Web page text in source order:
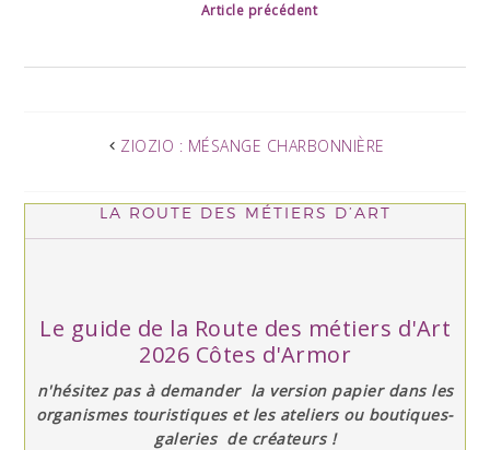
Article précédent
ZIOZIO : MÉSANGE CHARBONNIÈRE
LA ROUTE DES MÉTIERS D’ART
Le guide de la Route des métiers d'Art
2026 Côtes d'Armor
n'hésitez pas à demander la version papier dans les
organismes touristiques et les ateliers ou boutiques-
galeries de créateurs !